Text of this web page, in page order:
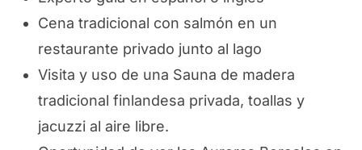
Cena tradicional con salmón en un
restaurante privado junto al lago
Visita y uso de una Sauna de madera
tradicional finlandesa privada, toallas y
jacuzzi al aire libre.